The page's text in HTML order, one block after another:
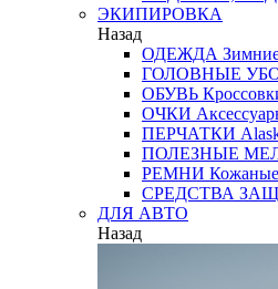
ЭКИПИРОВКА
Назад
ОДЕЖДА
ГОЛОВНЫЕ
ОБУВЬ
ОЧКИ
ПЕРЧАТКИ
ПОЛЕЗНЫЕ
РЕМНИ Кожаные
СРЕДСТВА
ДЛЯ АВТО
Назад